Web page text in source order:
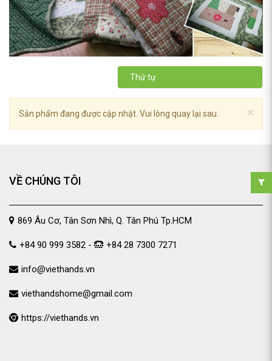
Thứ tự
×
Sản phẩm đang được cập nhật. Vui lòng quay lại sau.
VỀ CHÚNG TÔI
869 Âu Cơ, Tân Sơn Nhì, Q. Tân Phú Tp.HCM
+84 90 999 3582 - +84 28 7300 7271
info@viethands.vn
viethandshome@gmail.com
https://viethands.vn